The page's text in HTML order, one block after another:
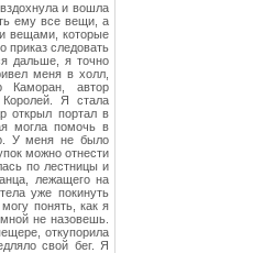
и вошла
ему все вещи, а
вещами, которые
приказ следовать
дальше, я точно
меня в холл,
Каморан, автор
Я стала
открыл портал в
могла помочь в
У меня не было
можно отнести
по лестницы и
лежащего на
уже покинуть
понять, как я
не назовешь.
откупорила
свой бег. Я